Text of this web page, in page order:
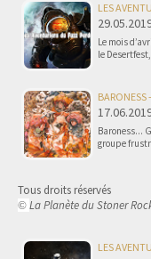
LES
Le mois
le
BARONESS
Baroness...
groupe
Tous droits réservés
© La Planète du Stoner
LES